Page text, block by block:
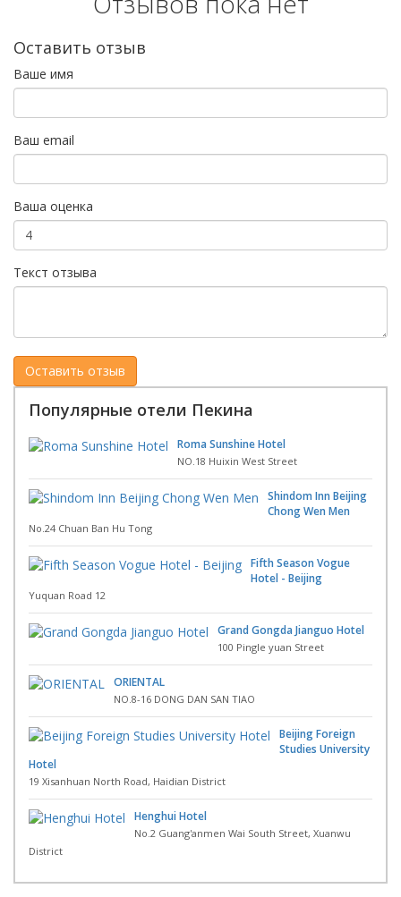
Оставить отзыв
Ваше имя
Ваш email
Ваша оценка
Текст отзыва
Популярные отели Пекина
Roma Sunshine Hotel
NO.18 Huixin West Street
Shindom Inn Beijing
Chong Wen Men
No.24 Chuan Ban Hu Tong
Fifth Season Vogue
Hotel - Beijing
Yuquan Road 12
Grand Gongda Jianguo Hotel
100 Pingle yuan Street
ORIENTAL
NO.8-16 DONG DAN SAN TIAO
Beijing Foreign
Studies University
Hotel
19 Xisanhuan North Road, Haidian District
Henghui Hotel
No.2 Guang'anmen Wai South Street, Xuanwu
District